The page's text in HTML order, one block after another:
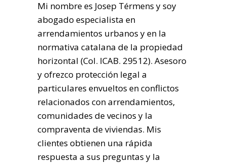
Mi nombre es Josep Térmens y soy
abogado especialista en
arrendamientos urbanos y en la
normativa catalana de la propiedad
horizontal (Col. ICAB. 29512). Asesoro
y ofrezco protección legal a
particulares envueltos en conflictos
relacionados con arrendamientos,
comunidades de vecinos y la
compraventa de viviendas. Mis
clientes obtienen una rápida
respuesta a sus preguntas y la